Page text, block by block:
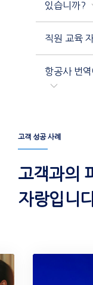
있습니까?
직원 교육
항공사 번
고객 성공 사례
고객과의
자랑입니